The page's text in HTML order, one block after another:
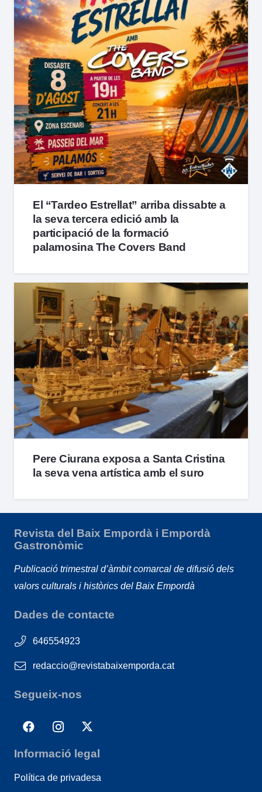
El “Tardeo Estrellat” arriba dissabte a
la seva tercera edició amb la
participació de la formació
palamosina The Covers Band
Pere Ciurana exposa a Santa Cristina
la seva vena artística amb el suro
Revista del Baix Empordà i Empordà
Gastronòmic
Publicació trimestral d’àmbit comarcal de difusió dels
valors culturals i històrics del Baix Empordà
Dades de contacte
646554923
redaccio@revistabaixemporda.cat
Segueix-nos
Informació legal
Política de privadesa